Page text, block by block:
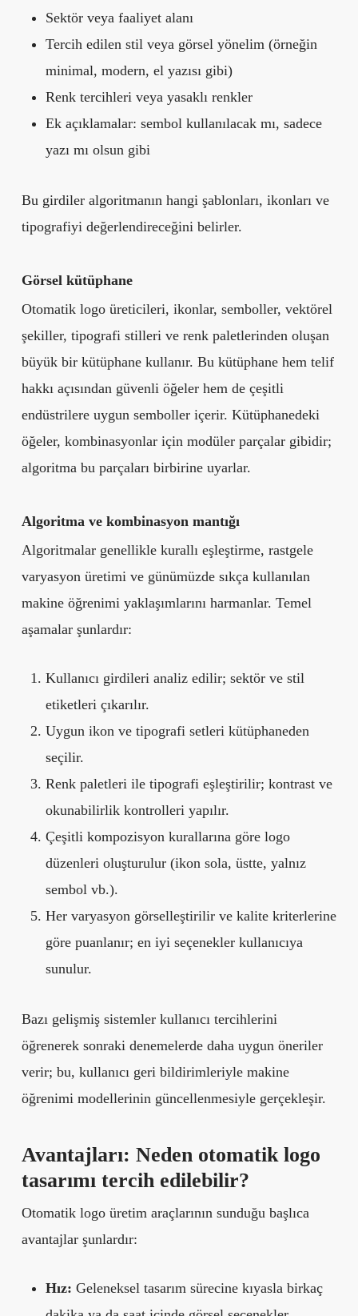
Sektör veya faaliyet alanı
Tercih edilen stil veya görsel yönelim (örneğin
minimal, modern, el yazısı gibi)
Renk tercihleri veya yasaklı renkler
Ek açıklamalar: sembol kullanılacak mı, sadece
yazı mı olsun gibi
Bu girdiler algoritmanın hangi şablonları, ikonları ve
tipografiyi değerlendireceğini belirler.
Görsel kütüphane
Otomatik logo üreticileri, ikonlar, semboller, vektörel
şekiller, tipografi stilleri ve renk paletlerinden oluşan
büyük bir kütüphane kullanır. Bu kütüphane hem telif
hakkı açısından güvenli öğeler hem de çeşitli
endüstrilere uygun semboller içerir. Kütüphanedeki
öğeler, kombinasyonlar için modüler parçalar gibidir;
algoritma bu parçaları birbirine uyarlar.
Algoritma ve kombinasyon mantığı
Algoritmalar genellikle kurallı eşleştirme, rastgele
varyasyon üretimi ve günümüzde sıkça kullanılan
makine öğrenimi yaklaşımlarını harmanlar. Temel
aşamalar şunlardır:
Kullanıcı girdileri analiz edilir; sektör ve stil
etiketleri çıkarılır.
Uygun ikon ve tipografi setleri kütüphaneden
seçilir.
Renk paletleri ile tipografi eşleştirilir; kontrast ve
okunabilirlik kontrolleri yapılır.
Çeşitli kompozisyon kurallarına göre logo
düzenleri oluşturulur (ikon sola, üstte, yalnız
sembol vb.).
Her varyasyon görselleştirilir ve kalite kriterlerine
göre puanlanır; en iyi seçenekler kullanıcıya
sunulur.
Bazı gelişmiş sistemler kullanıcı tercihlerini
öğrenerek sonraki denemelerde daha uygun öneriler
verir; bu, kullanıcı geri bildirimleriyle makine
öğrenimi modellerinin güncellenmesiyle gerçekleşir.
Avantajları: Neden otomatik logo
tasarımı tercih edilebilir?
Otomatik logo üretim araçlarının sunduğu başlıca
avantajlar şunlardır:
Hız: Geleneksel tasarım sürecine kıyasla birkaç